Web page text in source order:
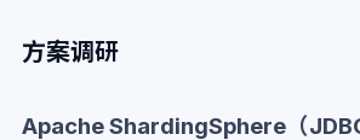
方案调研
Apache ShardingSphere（